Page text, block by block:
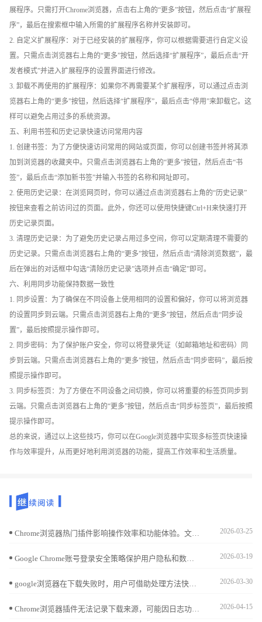
展程序。只需打开Chrome浏览器，点击右上角的“更多”按钮，然后点击“扩展程
序”，最后在搜索框中输入所需的扩展程序名称并安装即可。
2. 自定义扩展程序：对于已经安装的扩展程序，你可以根据需要进行自定义设
置。只需点击浏览器右上角的“更多”按钮，然后选择“扩展程序”，最后点击“开
发者模式”并进入扩展程序的设置界面进行修改。
3. 卸载不再使用的扩展程序：如果你不再需要某个扩展程序，可以通过点击浏
览器右上角的“更多”按钮，然后选择“扩展程序”，最后点击“停用”来卸载它。这
样可以避免占用过多的系统资源。
五、利用书签和历史记录快速访问常用内容
1. 创建书签：为了方便快速访问常用的网站或页面，你可以创建书签并将其添
加到浏览器的收藏夹中。只需点击浏览器右上角的“更多”按钮，然后点击“书
签”，最后点击“添加新书签”并输入书签的名称和网址即可。
2. 使用历史记录：在浏览网页时，你可以通过点击浏览器右上角的“历史记录”
按钮来查看之前访问过的页面。此外，你还可以使用快捷键Ctrl+H来快速打开
历史记录页面。
3. 清理历史记录：为了避免历史记录占用过多空间，你可以定期清理不需要的
历史记录。只需点击浏览器右上角的“更多”按钮，然后点击“清除浏览数据”，最
后在弹出的对话框中勾选“清除历史记录”选项并点击“确定”即可。
六、利用同步功能保持数据一致性
1. 同步设置：为了确保在不同设备上使用相同的设置和偏好，你可以将浏览器
的设置同步到云端。只需点击浏览器右上角的“更多”按钮，然后点击“同步设
置”，最后按照提示操作即可。
2. 同步密码：为了保护账户安全，你可以将登录凭证（如邮箱地址和密码）同
步到云端。只需点击浏览器右上角的“更多”按钮，然后点击“同步密码”，最后按
照提示操作即可。
3. 同步标签页：为了方便在不同设备之间切换，你可以将重要的标签页同步到
云端。只需点击浏览器右上角的“更多”按钮，然后点击“同步标签页”，最后按照
提示操作即可。
总的来说，通过以上这些技巧，你可以在Google浏览器中实现多标签页快速操
作与效率提升，从而更好地利用浏览器的功能，提高工作效率和生活质量。
2026-03-25
2026-03-19
2026-03-30
2026-04-15